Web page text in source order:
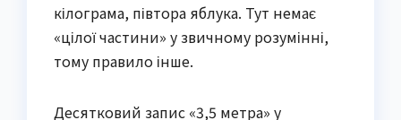
кілограма, півтора яблука. Тут немає
«цілої частини» у звичному розумінні,
тому правило інше.
Десятковий запис «3,5 метра» у